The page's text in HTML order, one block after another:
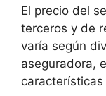
El precio del
terceros y de
varía según
aseguradora,